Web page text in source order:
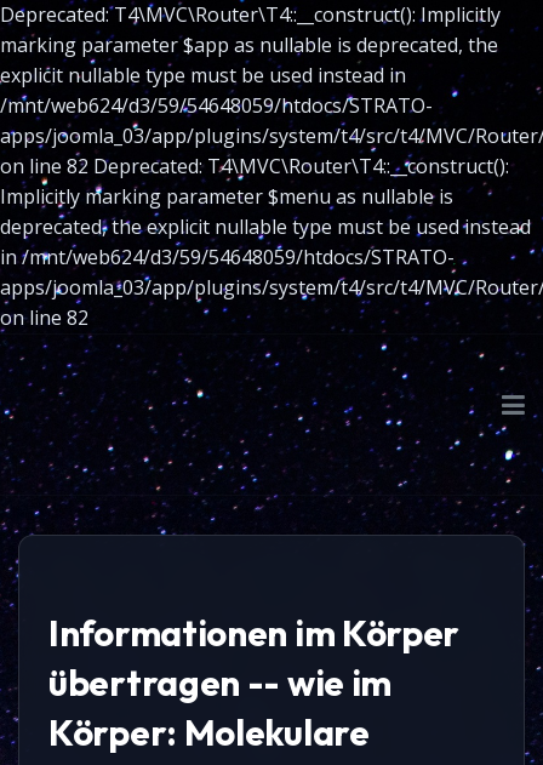
Deprecated: T4\MVC\Router\T4::__construct(): Implicitly
marking parameter $app as nullable is deprecated, the
explicit nullable type must be used instead in
/mnt/web624/d3/59/54648059/htdocs/STRATO-
apps/joomla_03/app/plugins/system/t4/src/t4/MVC/
on line 82 Deprecated: T4\MVC\Router\T4::__construct():
Implicitly marking parameter $menu as nullable is
deprecated, the explicit nullable type must be used instead
in /mnt/web624/d3/59/54648059/htdocs/STRATO-
apps/joomla_03/app/plugins/system/t4/src/t4/MVC/
on line 82
Informationen im Körper
übertragen -- wie im
Körper: Molekulare